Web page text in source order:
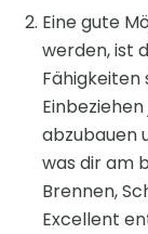
Eine gute
werden, ist
Fähigkeiten
abzubauen
was dir am
Brennen,
Excellent